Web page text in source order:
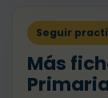
Seguir
Más